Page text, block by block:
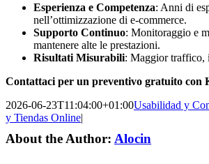
Esperienza e Competenza: Anni di
nell’ottimizzazione di e-commerce.
Supporto Continuo: Monitoraggio e
mantenere alte le prestazioni.
Risultati Misurabili: Maggior traffico,
Contattaci per un preventivo gratuito
2026-06-23T11:04:00+01:00Usabilidad y
y Tiendas Online|
About the Author: Alocin